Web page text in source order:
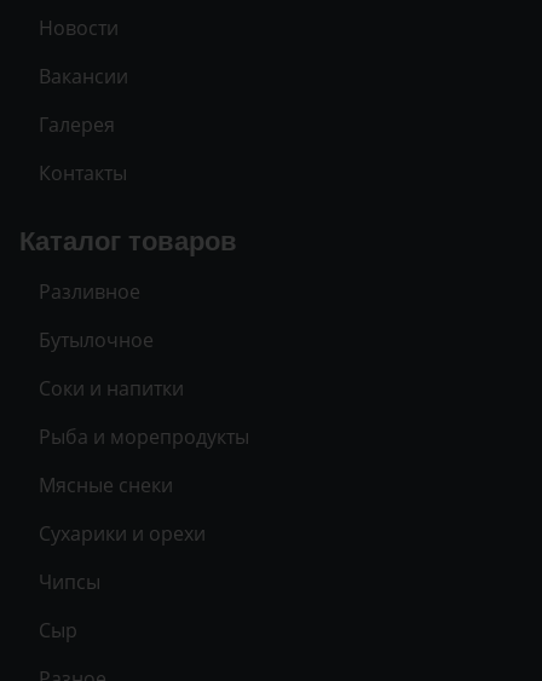
Новости
Вакансии
Галерея
Контакты
Каталог товаров
Разливное
Бутылочное
Соки и напитки
Рыба и морепродукты
Мясные снеки
Сухарики и орехи
Чипсы
Сыр